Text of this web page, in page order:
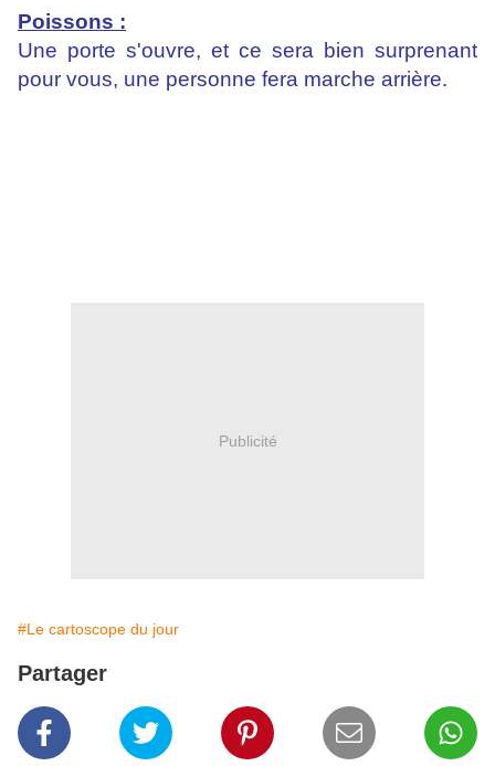
Poissons :
Une porte s'ouvre, et ce sera bien surprenant
pour vous, une personne fera marche arrière.
Publicité
#Le cartoscope du jour
Partager